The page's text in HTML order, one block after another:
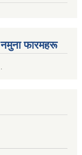
नमुना फारमहरू
.